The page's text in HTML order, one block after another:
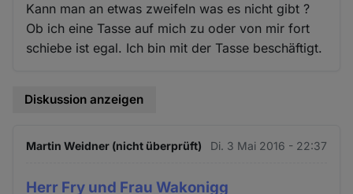
Kann man an etwas zweifeln was es nicht gibt ?
Ob ich eine Tasse auf mich zu oder von mir fort
schiebe ist egal. Ich bin mit der Tasse beschäftigt.
Diskussion anzeigen
Martin Weidner (nicht überprüft) Di. 3 Mai 2016 - 22:37
Herr Fry und Frau Wakonigg